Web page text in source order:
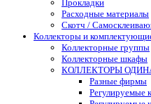
Прокладки
Расходные материалы
Скотч /
Коллекторы и
Коллекторные группы
Коллекторные шкафы
КОЛЛЕКТОРЫ
Разные фирмы
Регулируемые